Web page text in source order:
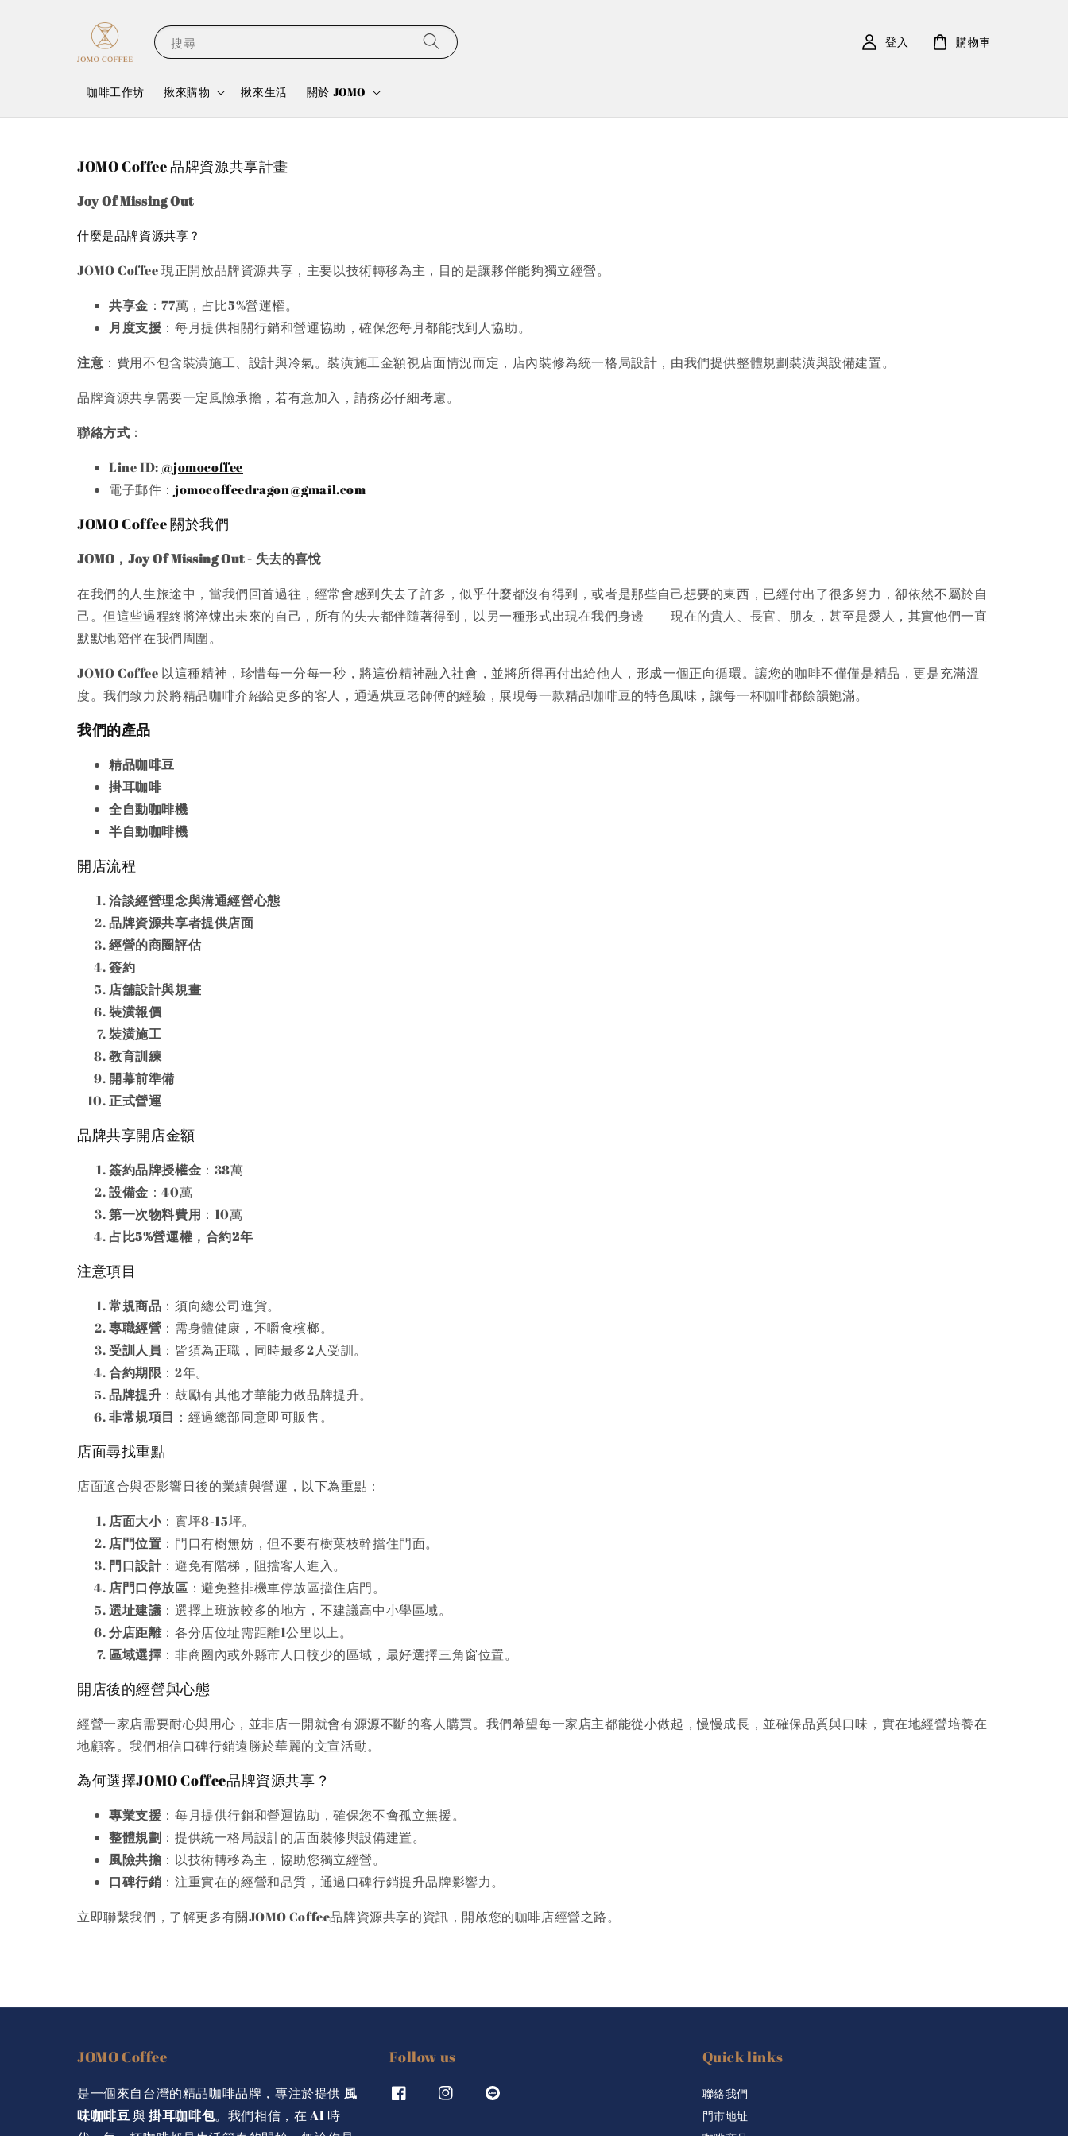
搜尋
咖啡工作坊 揪來購物 揪來生活 關於 JOMO
登入 購物車
JOMO Coffee 品牌資源共享計畫
Joy Of Missing Out
什麼是品牌資源共享？
JOMO Coffee 現正開放品牌資源共享，主要以技術轉移為主，目的是讓夥伴能夠獨立經營。
共享金 ：77萬，占比5%營運權。
月度支援 ：每月提供相關行銷和營運協助，確保您每月都能找到人協助。
注意 ：費用不包含裝潢施工、設計與冷氣。裝潢施工金額視店面情況而定，店內裝修為統一格局設計，由我們提供整體規劃裝潢與設備建置。
品牌資源共享需要一定風險承擔，若有意加入，請務必仔細考慮。
聯絡方式 ：
Line ID: @jomocoffee
電子郵件： jomocoffeedragon@gmail.com
JOMO Coffee 關於我們
JOMO，Joy Of Missing Out - 失去的喜悅
在我們的人生旅途中，當我們回首過往，經常會感到失去了許多，似乎什麼都沒有得到，或者是那些自己想要的東西，已經付出了很多努力，卻依然不屬於自
己。但這些過程終將淬煉出未來的自己，所有的失去都伴隨著得到，以另一種形式出現在我們身邊——現在的貴人、長官、朋友，甚至是愛人，其實他們一直
默默地陪伴在我們周圍。
JOMO Coffee 以這種精神，珍惜每一分每一秒，將這份精神融入社會，並將所得再付出給他人，形成一個正向循環。讓您的咖啡不僅僅是精品，更是充滿溫
度。我們致力於將精品咖啡介紹給更多的客人，通過烘豆老師傅的經驗，展現每一款精品咖啡豆的特色風味，讓每一杯咖啡都餘韻飽滿。
我們的產品
精品咖啡豆
掛耳咖啡
全自動咖啡機
半自動咖啡機
開店流程
洽談經營理念與溝通經營心態
品牌資源共享者提供店面
經營的商圈評估
簽約
店舖設計與規畫
裝潢報價
裝潢施工
教育訓練
開幕前準備
正式營運
品牌共享開店金額
簽約品牌授權金 ：38萬
設備金 ：40萬
第一次物料費用 ：10萬
占比5%營運權，合約2年
注意項目
常規商品 ：須向總公司進貨。
專職經營 ：需身體健康，不嚼食檳榔。
受訓人員 ：皆須為正職，同時最多2人受訓。
合約期限 ：2年。
品牌提升 ：鼓勵有其他才華能力做品牌提升。
非常規項目 ：經過總部同意即可販售。
店面尋找重點
店面適合與否影響日後的業績與營運，以下為重點：
店面大小：實坪8-15坪。
店門位置 ：門口有樹無妨，但不要有樹葉枝幹擋住門面。
門口設計：避免有階梯，阻擋客人進入。
店門口停放區 ：避免整排機車停放區擋住店門。
選址建議 ：選擇上班族較多的地方，不建議高中小學區域。
分店距離：各分店位址需距離1公里以上。
區域選擇 ：非商圈內或外縣市人口較少的區域，最好選擇三角窗位置。
開店後的經營與心態
經營一家店需要耐心與用心，並非店一開就會有源源不斷的客人購買。我們希望每一家店主都能從小做起，慢慢成長，並確保品質與口味，實在地經營培養在
地顧客。我們相信口碑行銷遠勝於華麗的文宣活動。
為何選擇JOMO Coffee品牌資源共享？
專業支援 ：每月提供行銷和營運協助，確保您不會孤立無援。
整體規劃 ：提供統一格局設計的店面裝修與設備建置。
風險共擔 ：以技術轉移為主，協助您獨立經營。
口碑行銷 ：注重實在的經營和品質，通過口碑行銷提升品牌影響力。
立即聯繫我們，了解更多有關JOMO Coffee品牌資源共享的資訊，開啟您的咖啡店經營之路。
JOMO Coffee
是一個來自台灣的精品咖啡品牌，專注於提供 風
味咖啡豆與掛耳咖啡包。我們相信，在 AI 時
Follow us Quick links
聯絡我們
門市地址